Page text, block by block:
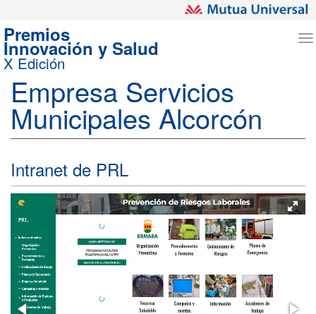
Premios
Innovación y Salud
X Edición
Empresa Servicios
Municipales Alcorcón
Intranet de PRL